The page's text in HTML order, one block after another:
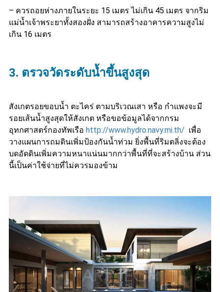
– ควรถอยห่างภายในระยะ 15 เมตร ไม่เกิน 45 เมตร จากริม
แม่น้ำเจ้าพระยาทั้งสองฝั่ง สามารถสร้างอาคารความสูงไม่
เกิน 16 เมตร
3. ตรวจวัดระดับน้ำขึ้นสูงสุด
สังเกตรอยขอบน้ำ ตะไคร่ ตามบริเวณเสา หรือ กำแพงจะมี
รอยเส้นน้ำสูงสุดให้สังเกต หรือขอข้อมูลได้จากกรม
อุทกศาสตร์กองทัพเรือ http://www.hydro.navy.mi.th/ เพื่อ
วางแผนการถมดินเพิ่มป้องกันน้ำท่วม ยิ่งพื้นที่ริมตลิ่งจะต้อง
บดอัดดินเพิ่มความหนาแน่นมากกว่าพื้นที่ที่จะสร้างบ้าน ส่วน
นี้เป็นค่าใช้จ่ายที่ไม่ควรมองข้าม